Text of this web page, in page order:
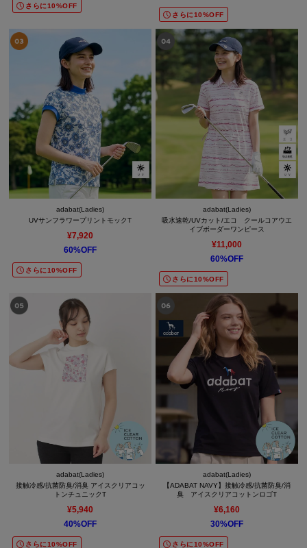
さらに10%OFF
さらに10%OFF
adabat(Ladies)
UVサンフラワープリントモックT
¥7,920
60%OFF
さらに10%OFF
adabat(Ladies)
吸水速乾/UVカット/エコ クールコアウエ
イブボーダーワンピース
¥11,000
60%OFF
さらに10%OFF
adabat(Ladies)
接触冷感/抗菌防臭/消臭 アイスクリアコッ
トンチュニックT
¥5,940
40%OFF
さらに10%OFF
adabat(Ladies)
【ADABAT NAVY】接触冷感/抗菌防臭/消
臭 アイスクリアコットンロゴT
¥6,160
30%OFF
さらに10%OFF